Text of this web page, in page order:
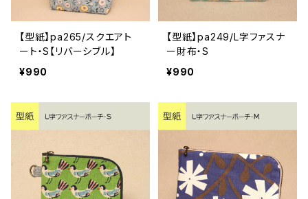
【型紙】pa265/スクエアト
ート・S【リバーシブル】
¥990
【型紙】pa249/L字ファスナ
ー財布・S
¥990